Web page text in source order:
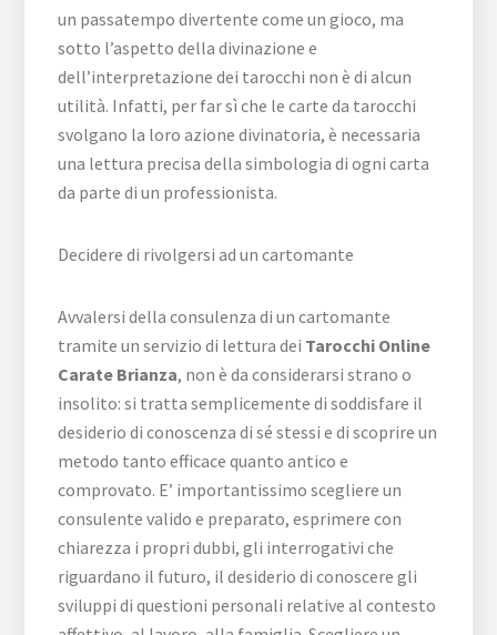
un passatempo divertente come un gioco, ma
sotto l’aspetto della divinazione e
dell’interpretazione dei tarocchi non è di alcun
utilità. Infatti, per far sì che le carte da tarocchi
svolgano la loro azione divinatoria, è necessaria
una lettura precisa della simbologia di ogni carta
da parte di un professionista.
Decidere di rivolgersi ad un cartomante
Avvalersi della consulenza di un cartomante
tramite un servizio di lettura dei Tarocchi Online
Carate Brianza, non è da considerarsi strano o
insolito: si tratta semplicemente di soddisfare il
desiderio di conoscenza di sé stessi e di scoprire un
metodo tanto efficace quanto antico e
comprovato. E’ importantissimo scegliere un
consulente valido e preparato, esprimere con
chiarezza i propri dubbi, gli interrogativi che
riguardano il futuro, il desiderio di conoscere gli
sviluppi di questioni personali relative al contesto